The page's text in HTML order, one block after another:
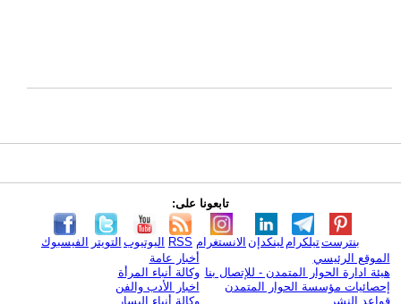
تابعونا على:
الفيسبوك التويتر اليوتيوب RSS الانستغرام لينكدإن تيلكرامبنترست
الموقع الرئيسي
هيئة ادارة الحوار المتمدن - للإتصال بنا
إحصائيات مؤسسة الحوار المتمدن
قواعد النشر
أخبار عامة
وكالة أنباء المرأة
اخبار الأدب والفن
وكالة أنباء اليسار